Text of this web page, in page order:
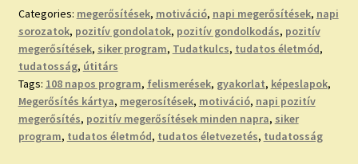
Categories: megerősítések, motiváció, napi megerősítések, napi
sorozatok, pozitív gondolatok, pozitív gondolkodás, pozitív
megerősítések, siker program, Tudatkulcs, tudatos életmód,
tudatosság, útitárs
Tags: 108 napos program, felismerések, gyakorlat, képeslapok,
Megerősítés kártya, megerosítések, motiváció, napi pozitív
megerősítés, pozitív megerősítések minden napra, siker
program, tudatos életmód, tudatos életvezetés, tudatosság